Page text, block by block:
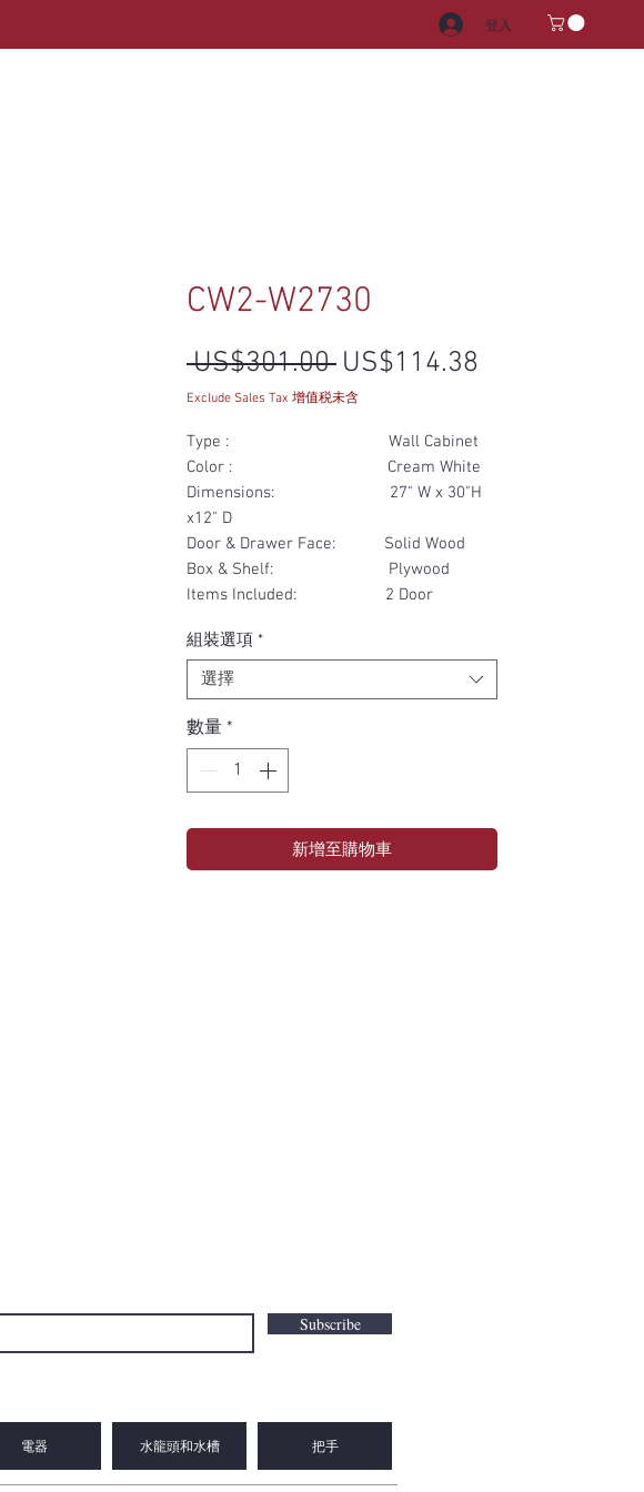
登入
CW2-W2730
US$301.00 一般價格
US$114.38
Exclude Sales Tax 增值税未含
Type : Wall Cabinet
Color : Cream White
Dimensions: 27" W x 30"H
x12" D
Door & Drawer Face: Solid Wood
Box & Shelf: Plywood
Items Included: 2 Door
組裝選項 *
選擇
數量 *
新增至購物車
Subscribe
電器 水龍頭和水槽 把手